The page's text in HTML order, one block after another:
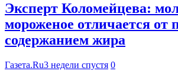
Эксперт Коломейцева:
мороженое отличается от
содержанием жира
Газета.Ru3 недели спустя 0